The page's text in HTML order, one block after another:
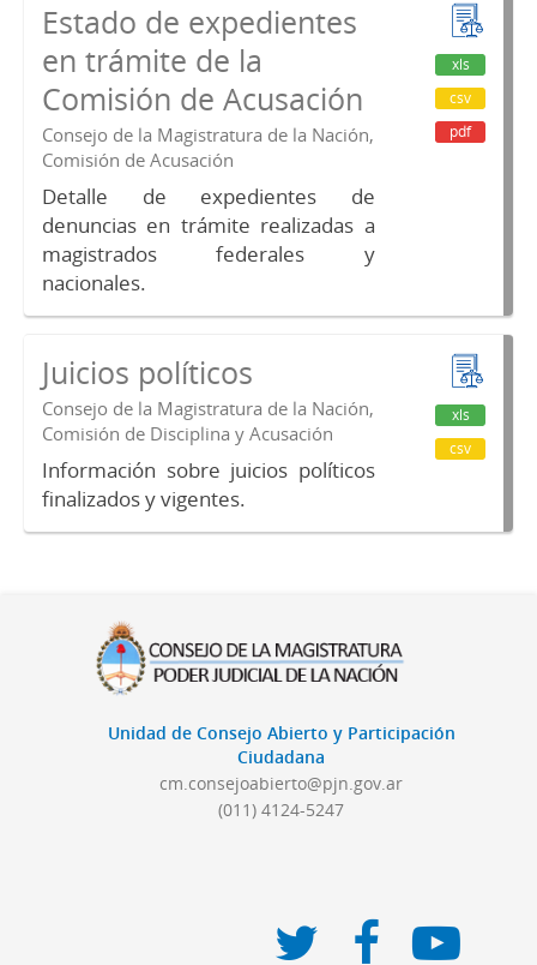
Estado de expedientes
en trámite de la
Comisión de Acusación
Consejo de la Magistratura de la Nación,
Comisión de Acusación
Detalle de expedientes de
denuncias en trámite realizadas a
magistrados federales y
nacionales.
xls
csv
pdf
Juicios políticos
Consejo de la Magistratura de la Nación,
Comisión de Disciplina y Acusación
Información sobre juicios políticos
finalizados y vigentes.
xls
csv
Unidad de Consejo Abierto y Participación
Ciudadana
cm.consejoabierto@pjn.gov.ar
(011) 4124-5247